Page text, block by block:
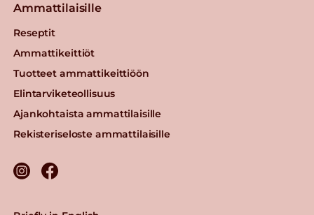
Ammattilaisille
Reseptit
Ammattikeittiöt
Tuotteet ammattikeittiöön
Elintarviketeollisuus
Ajankohtaista ammattilaisille
Rekisteriseloste ammattilaisille